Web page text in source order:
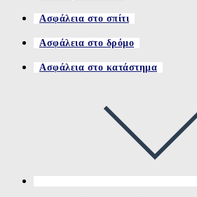
Ασφάλεια στο σπίτι
Ασφάλεια στο δρόμο
Ασφάλεια στο κατάστημα